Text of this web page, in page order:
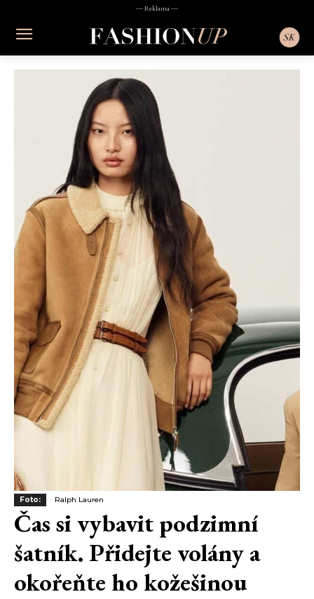
― Reklama ―
Foto: Ralph Lauren
Čas si vybavit podzimní
šatník. Přidejte volány a
okořeňte ho kožešinou